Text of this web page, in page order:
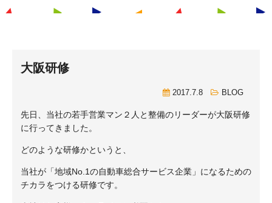
大阪研修
2017.7.8 BLOG
先日、当社の若手営業マン２人と整備のリーダーが大阪研修
に行ってきました。
どのような研修かというと、
当社が「地域No.1の自動車総合サービス企業」になるための
チカラをつける研修です。